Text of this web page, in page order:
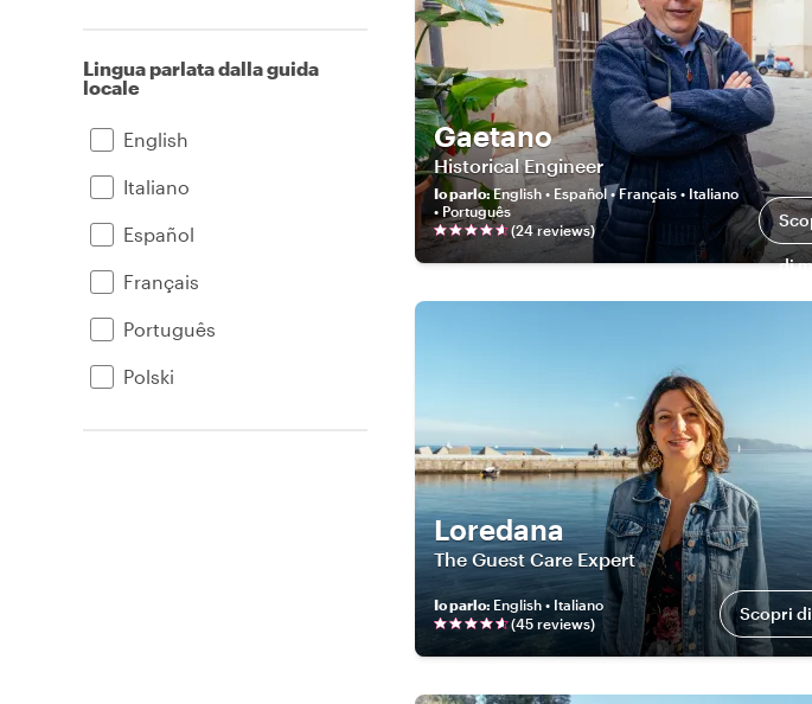
Lingua parlata dalla guida
locale
English
Italiano
Español
Français
Português
Polski
Gaetano
Historical Engineer
Io parlo:English • Español • Français • Italiano
• Português
(24reviews)
di
Loredana
The Guest Care Expert
Io parlo: English • Italiano
(45 reviews) Scopri